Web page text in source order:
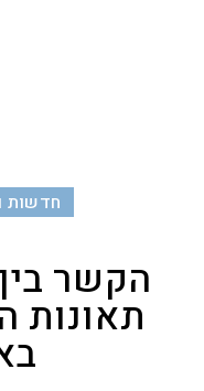
חדשות
הקשר
תאונות